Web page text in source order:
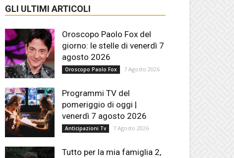
GLI ULTIMI ARTICOLI
Oroscopo Paolo Fox del
giorno: le stelle di venerdì 7
agosto 2026
Oroscopo Paolo Fox 7 Agosto 2026
Programmi TV del
pomeriggio di oggi |
venerdì 7 agosto 2026
Anticipazioni Tv 7 Agosto 2026
Tutto per la mia famiglia 2,